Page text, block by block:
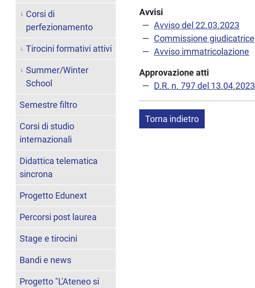
Avvisi
Avviso del 22.03.2023
Commissione giudicatrice
Avviso immatricolazione
Approvazione atti
D.R. n. 797 del 13.04.2023
Torna indietro
Corsi di
perfezionamento
Tirocini formativi attivi
Summer/Winter
School
Semestre filtro
Corsi di studio
internazionali
Didattica telematica
sincrona
Progetto Edunext
Percorsi post laurea
Stage e tirocini
Bandi e news
Progetto "L'Ateneo si